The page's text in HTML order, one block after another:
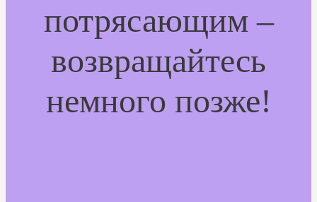
потрясающим –
возвращайтесь
немного позже!